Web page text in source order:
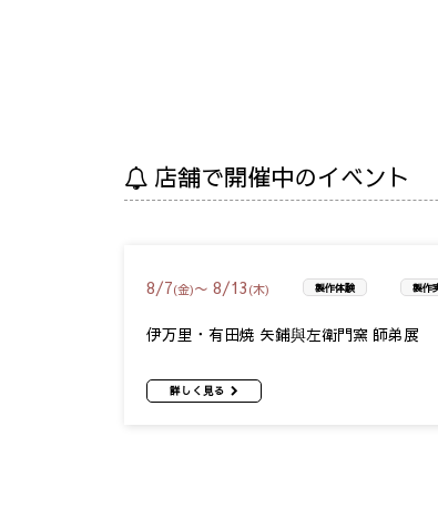
店舗で開催中のイベント
8/7(金)〜 8/13 (木) 製作体験 製作
伊万里・有田焼 矢鋪與左衛門窯 師弟展
詳しく見る